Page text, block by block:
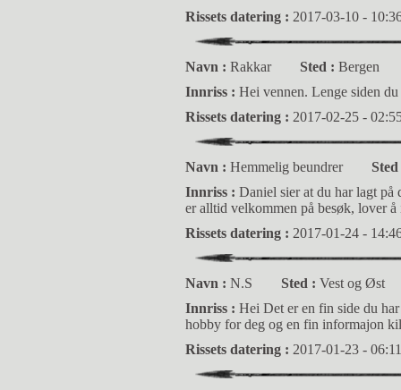
Rissets datering : 2017-03-10 -
Navn : Rakkar Sted : Bergen
Innriss : Hei vennen. Lenge siden
Rissets datering : 2017-02-25 -
Navn : Hemmelig beundrer
Innriss : Daniel sier at du har lagt på
er alltid velkommen på besøk, lover
Rissets datering : 2017-01-24 -
Navn : N.S Sted : Vest og Øst
Innriss : Hei Det er en fin side du
hobby for deg og en fin informajon
Rissets datering : 2017-01-23 -